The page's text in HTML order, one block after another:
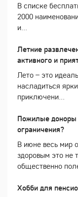
В списке
2000
и...
Летние
активного и
Лето – это
насладиться
приключени...
Пожилые доноры
ограничения?
В июне весь мир
здоровым это не
общественно
Хобби для